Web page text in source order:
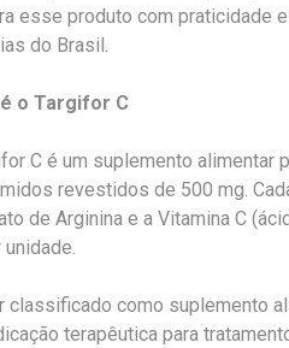
esse produto com praticidade
do Brasil.
o Targifor C
C é um suplemento alimentar
revestidos de 500 mg.
de Arginina e a Vitamina C
classificado como suplemento
terapêutica para